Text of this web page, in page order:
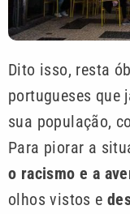
Dito isso, resta
portugueses que
sua população,
Para piorar a
o racismo e a
olhos vistos e